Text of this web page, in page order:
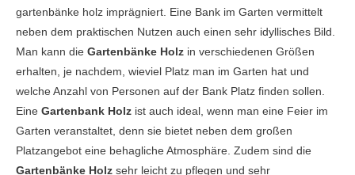
gartenbänke holz imprägniert. Eine Bank im Garten vermittelt
neben dem praktischen Nutzen auch einen sehr idyllisches Bild.
Man kann die Gartenbänke Holz in verschiedenen Größen
erhalten, je nachdem, wieviel Platz man im Garten hat und
welche Anzahl von Personen auf der Bank Platz finden sollen.
Eine Gartenbank Holz ist auch ideal, wenn man eine Feier im
Garten veranstaltet, denn sie bietet neben dem großen
Platzangebot eine behagliche Atmosphäre. Zudem sind die
Gartenbänke Holz sehr leicht zu pflegen und sehr